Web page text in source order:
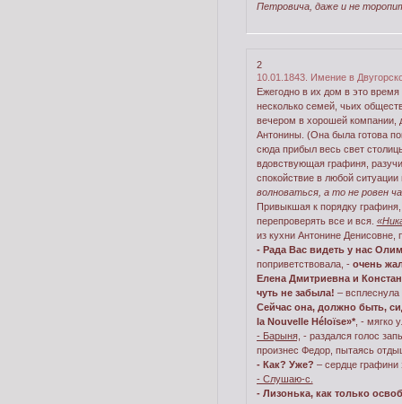
Петровича, даже и не
2
10.01.1843. Имение в
Ежегодно в их дом в это
несколько семей, чьих
вечером в хорошей
Антонины. (Она была готова
сюда прибыл весь свет
вдовствующая графиня,
спокойствие в любой
волноваться, а то не ровен
Привыкшая к порядку графиня,
перепроверять все и вся.
из кухни Антонине Денисовне,
- Рада Вас видеть у нас
поприветствовала, - очень
Елена Дмитриевна и
чуть не забыла! –
Сейчас она, должно быть,
la Nouvelle Héloïse»*, - мягко
- Барыня, - раздался голос
произнес Федор, пытаясь
- Как? Уже? – сердце
- Слушаю-с.
- Лизонька, как только